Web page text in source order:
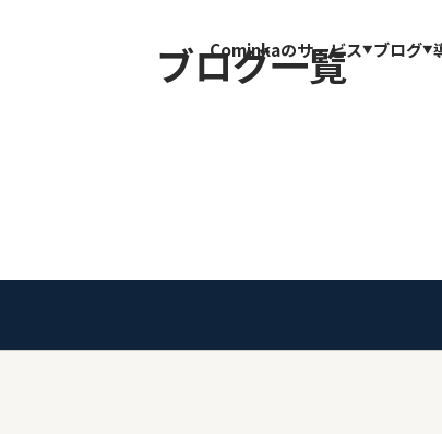
Cominkaのサービス ブログ
ブログ一覧